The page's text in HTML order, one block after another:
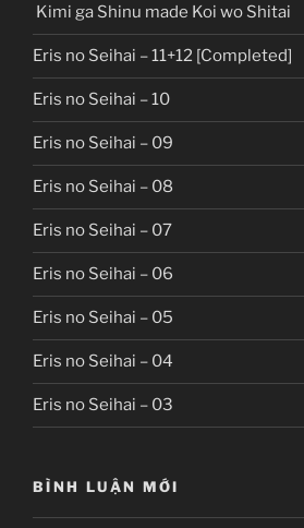
Kimi ga Shinu made Koi wo Shitai
Eris no Seihai – 11+12 [Completed]
Eris no Seihai – 10
Eris no Seihai – 09
Eris no Seihai – 08
Eris no Seihai – 07
Eris no Seihai – 06
Eris no Seihai – 05
Eris no Seihai – 04
Eris no Seihai – 03
BÌNH LUẬN MỚI